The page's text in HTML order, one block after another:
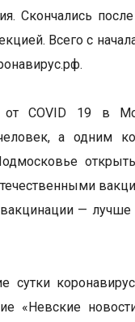
Скончались
Всего с
COVID 19 в
а одним
—
сутки
«Невские